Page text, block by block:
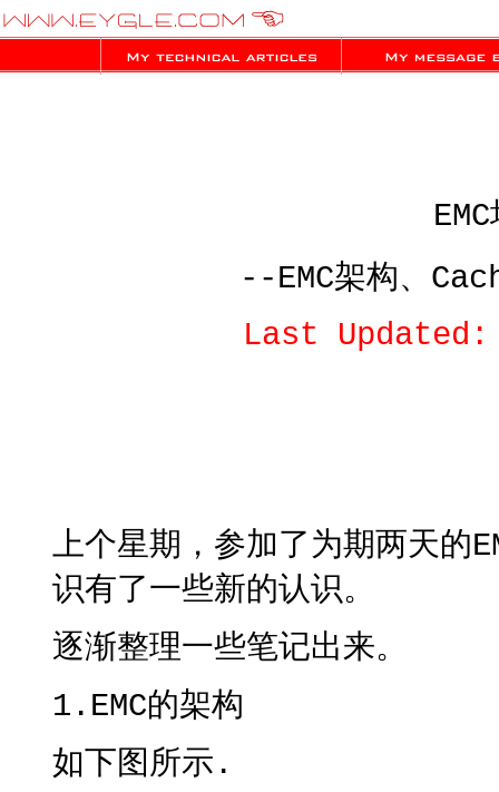
--EMC架构、
Last Updated:
上个星期，参加了为期两天的
识有了一些新的认识。
逐渐整理一些笔记出来。
1.EMC的架构
如下图所示.